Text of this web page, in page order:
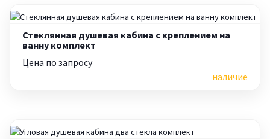
Стеклянная душевая кабина с креплением на
ванну комплект
Цена по запросу
наличие